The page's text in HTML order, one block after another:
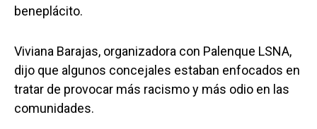
beneplácito.
Viviana Barajas, organizadora con Palenque LSNA,
dijo que algunos concejales estaban enfocados en
tratar de provocar más racismo y más odio en las
comunidades.